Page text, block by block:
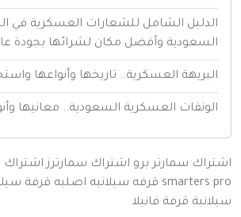
الشامل للشعارات العسكرية في
وأفضل مكان لشرائها بجودة عالية
العسكرية.. تاريخها وأنواعها
العسكرية السعودية.. معانيها وأنواعها
سمارتر برو اشتراك سمارترز اشتراك
smarters قرفه سيلانيه اصليه قرفة سيلانية
قرفة فانيلا